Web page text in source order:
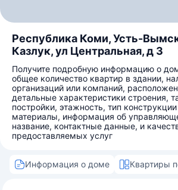
Республика Коми, Усть-
Казлук, ул Центральная, д 3
Получите подробную информацию о
общее количество квартир в здании,
организаций или компаний,
детальные характеристики строения,
постройки, этажность, тип
материалы, информация об
название, контактные данные, и
предоставляемых услуг
Информация о доме Квартиры